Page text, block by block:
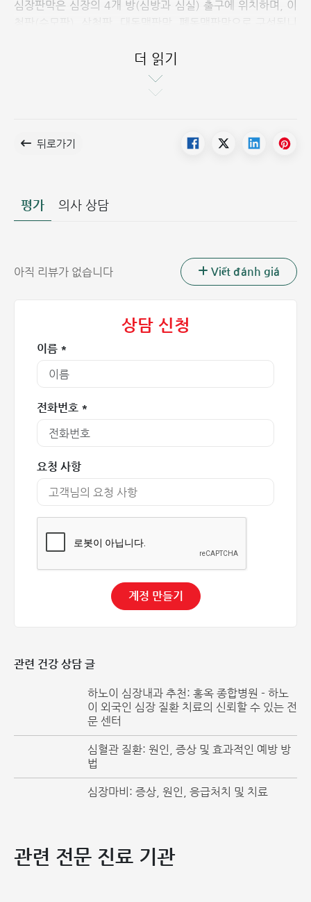
심장판막은 심장의 4개 방(심방과 심실) 출구에 위치하며, 이
첨판(승모판), 삼첨판, 대동맥판막, 폐동맥판막으로 구성됩니
르도록 유지하는 것입니다. 즉, 혈액이 순방향으로 원활하게
흐르게 하고 역류하지 않도록 방지하는 일종의 '문' 역할을 합
있습니다. 만약 하나 이상의 판막이 제대로 열리거나 닫히지
흔히 발생하는 판막 질환 (주요 심장 판막 질환)
심장 판막 질환은 매우 다양하며, 그중 가장 흔하게 발생하는
대표적인 질환들은 다음과 같습니다.
대동맥판 협착증(Aortic Stenosis)이라고도 불리며, 심장의
대동맥판이 좁아져 심장에서 전신으로 나가는 혈류가 제한되
는 상태입니다. 이는 가장 흔한 판막 질환 중 하나입니다.
원인: 주요 원인은 대동맥판에 석회화(석회 침착)가 진행되어
판막이 두꺼워지고 딱딱해지는 것입니다. 그 외 선천적 판막
2. 판막 폐쇄부전증 / 역류증 (Regurgitation)
판막이 제대로 닫히지 않아 혈액이 앞으로 나아가지 못하고 이
전 단계의 심장실로 역류하는 상태를 말합니다. 이로 인해 심
장의 펌프 기능이 저하되고 위험한 합병증을 유발할 수 있습니
주요 원인:
선천적 요인: 출생 시부터 판막이 불완전하거나 변형된
동맥경화증: 판막이 딱딱해져 완전히 닫히지 않게 됨.
심근 확장: 심장 근육이 늘어나면서 판막이 제대로 맞물
더 읽기
뒤로가기
평가 의사 상담
아직 리뷰가 없습니다 Viết đánh giá
상담 신청
이름 *
전화번호 *
요청 사항
계정 만들기
관련 건강 상담 글
하노이 심장내과 추천: 홍옥 종합병원 - 하노
이 외국인 심장 질환 치료의 신뢰할 수 있는 전
문 센터
심혈관 질환: 원인, 증상 및 효과적인 예방 방
법
심장마비: 증상, 원인, 응급처치 및 치료
관련 전문 진료 기관